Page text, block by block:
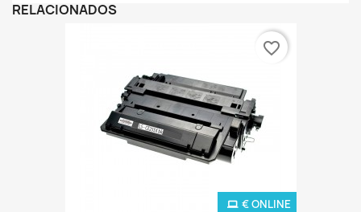
RELACIONADOS
€ ONLINE
favorite_border